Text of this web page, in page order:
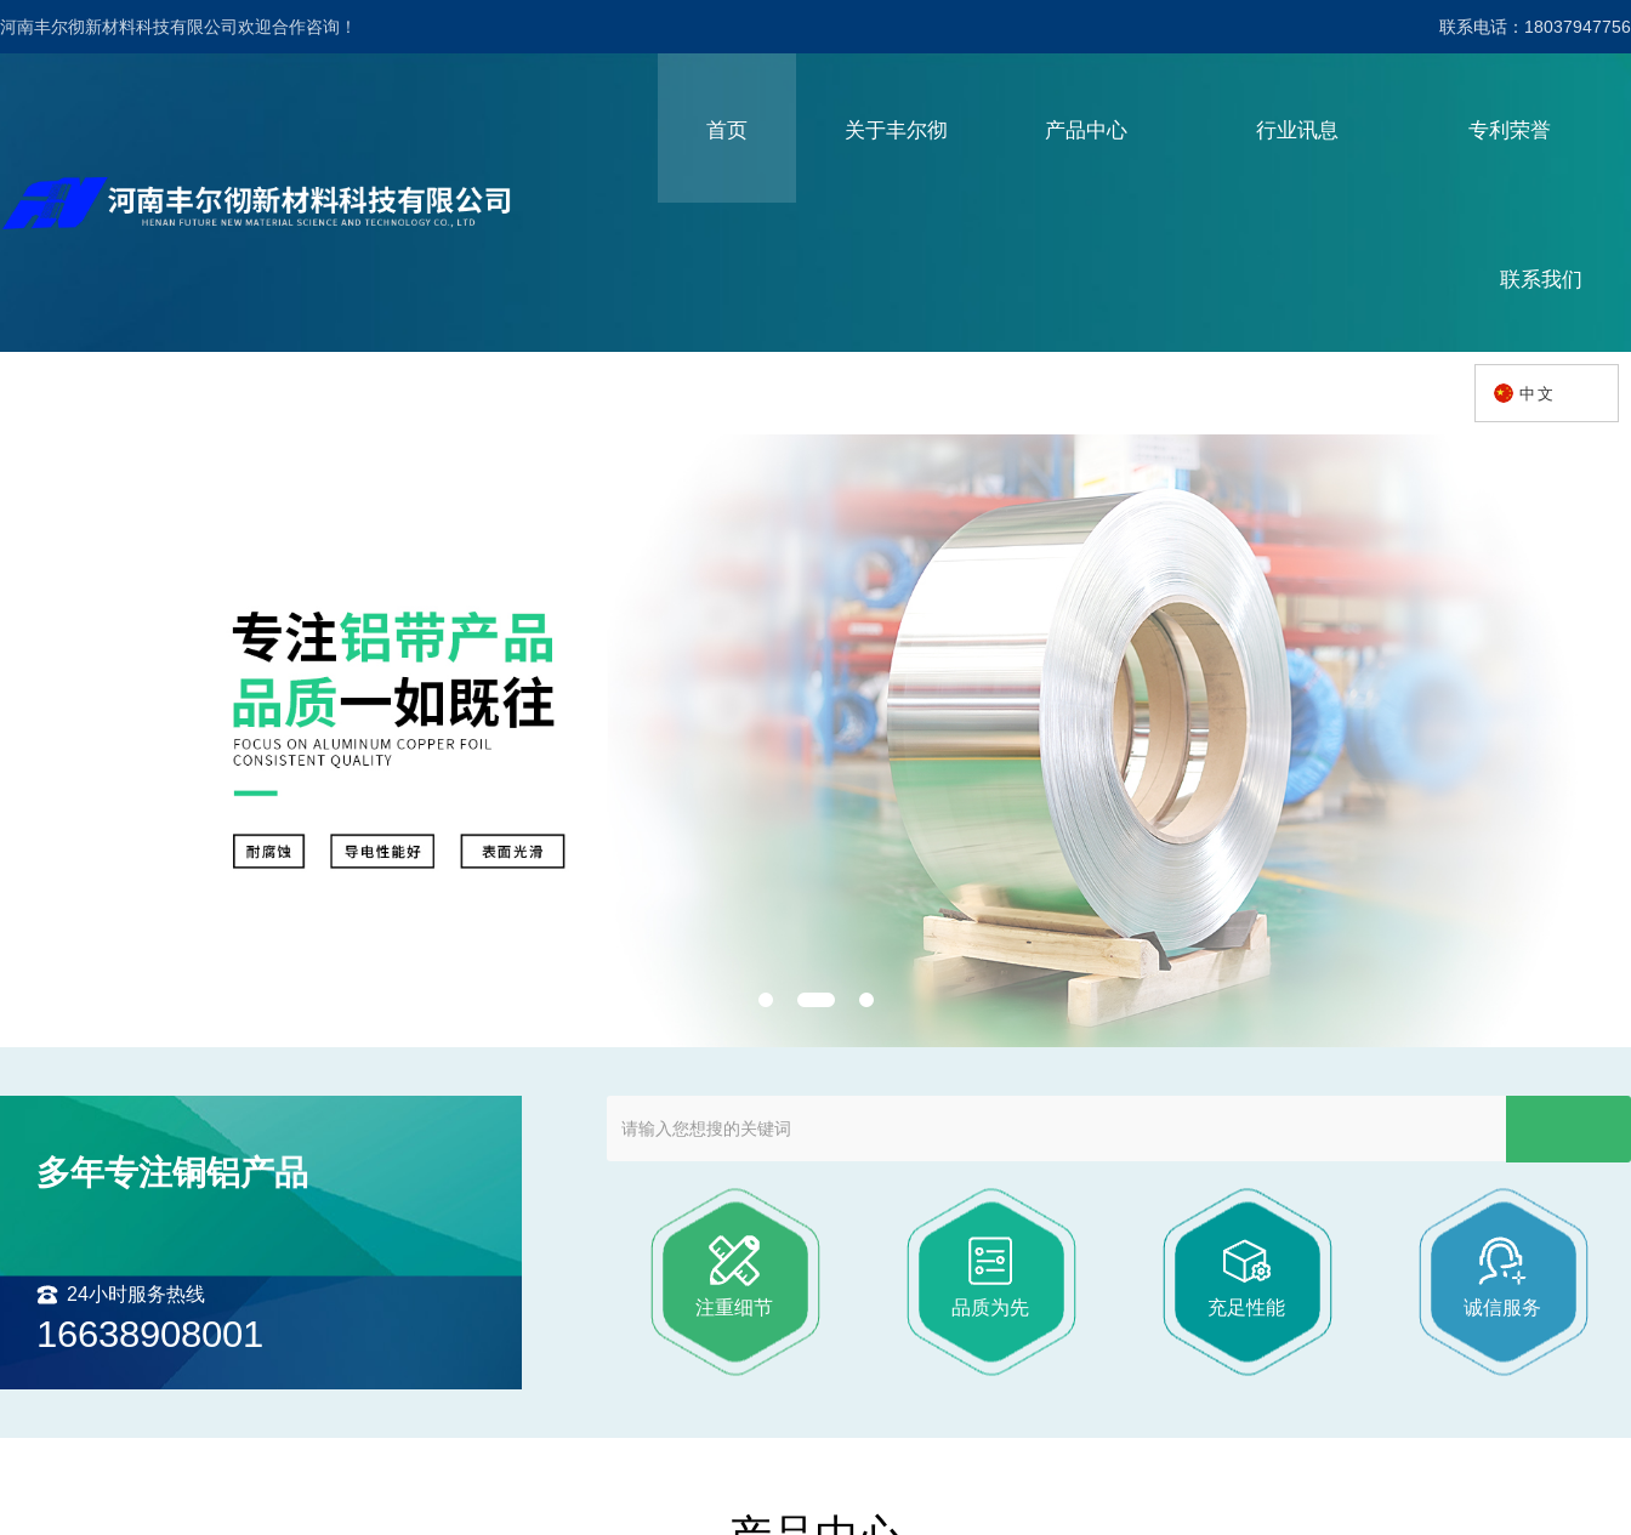
河南丰尔彻新材料科技有限公司欢迎合作咨询！ 联系电话：18037947756
首页 关于丰尔彻 产品中心 行业讯息 专利荣誉
联系我们
中文
多年专注铜铝产品
24小时服务热线
16638908001
注重细节 品质为先 充足性能 诚信服务
多年专注铜铝产品